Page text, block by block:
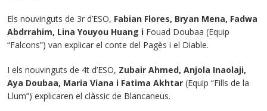
Els nouvinguts de 3r d’ESO, Fabian Flores, Bryan Mena, Fadwa
Abdrrahim, Lina Youyou Huang i Fouad Doubaa (Equip
“Falcons”) van explicar el conte del Pagès i el Diable.
I els nouvinguts de 4t d’ESO, Zubair Ahmed, Anjola Inaolaji,
Aya Doubaa, Maria Viana i Fatima Akhtar (Equip “Fills de la
Llum”) explicaren el clàssic de Blancaneus.